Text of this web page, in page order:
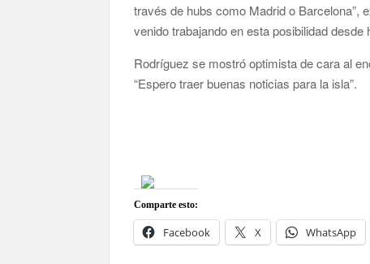
través de hubs como Madrid o Barcelona”,
venido trabajando en esta posibilidad desde
Rodríguez se mostró optimista de cara al
“Espero traer buenas noticias para la isla”.
Comparte esto:
Facebook X WhatsApp